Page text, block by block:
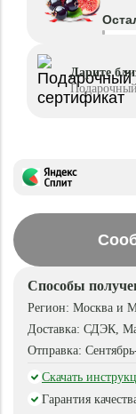
Дарите
Способы
Регион: Москва и
Доставка: СДЭК,
Отправка:
Скачать
Гарантия